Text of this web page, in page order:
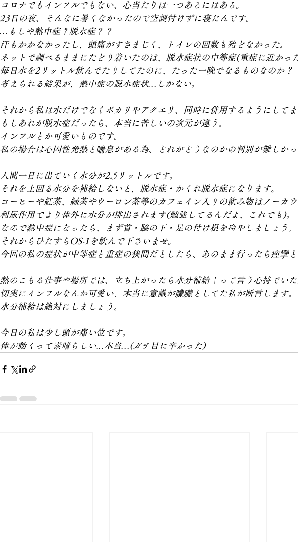
コロナでもインフルでもない、心当たりは一つあるにはある。
23日の夜、そんなに暑くなかったので空調付けずに寝たんです。
…もしや熱中症？脱水症？？
汗もかかなかったし、頭痛がすさまじく、トイレの回数も殆どなかった。
ネットで調べるままにたどり着いたのは、脱水症状の中等症(重症に近かっ
毎日水を2リットル飲んでたりしてたのに、たった一晩でなるものなのか？
考えられる結果が、熱中症の脱水症状…しかない。
それから私は水だけでなくポカリやアクエリ、同時に併用するようにして
もしあれが脱水症だったら、本当に苦しいの次元が違う。
インフルとか可愛いものです。
私の場合は心因性発熱と喘息がある為、どれがどうなのかの判別が難しか
人間一日に出ていく水分が2.5リットルです。
それを上回る水分を補給しないと、脱水症・かくれ脱水症になります。
コーヒーや紅茶、緑茶やウーロン茶等のカフェイン入りの飲み物はノーカ
利尿作用でより体外に水分が排出されます(勉強してるんだよ、これでも)。
なので熱中症になったら、まず首・脇の下・足の付け根を冷やしましょう。
それからひたすらOS-1を飲んで下さいませ。
今回の私の症状が中等症と重症の狭間だとしたら、あのまま行ったら痙攣
熱のこもる仕事や場所では、立ち上がったら水分補給！って言う心持でい
切実にインフルなんか可愛い、本当に意識が朦朧としてた私が断言します。
水分補給は絶対にしましょう。
今日の私は少し頭が痛い位です。
体が動くって素晴らしい…本当…(ガチ目に辛かった)